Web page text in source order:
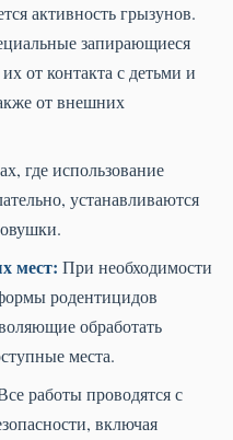
активность грызунов.
запирающиеся
от контакта с детьми и
от внешних
где использование
устанавливаются
мест: При необходимости
родентицидов
обработать
места.
работы проводятся с
включая